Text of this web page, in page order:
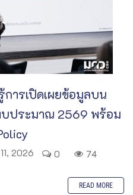
ารเปิดเผยข้อมูลบน
บประมาณ 2569 พร้อม
2026 0 74
READ MORE